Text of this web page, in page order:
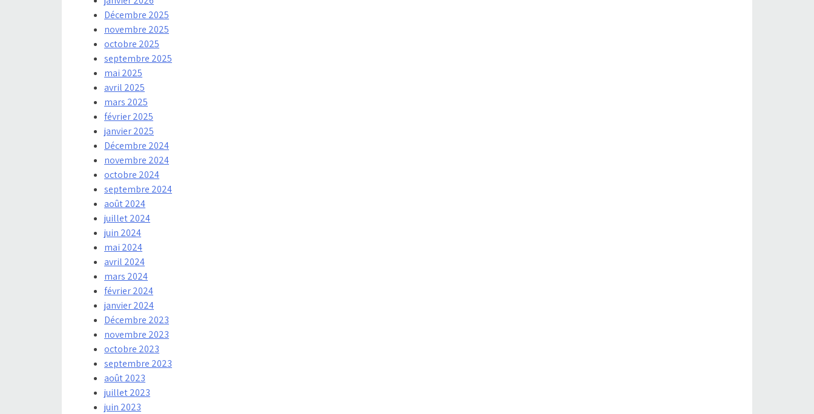
Décembre 2025
novembre 2025
octobre 2025
septembre 2025
mai 2025
avril 2025
mars 2025
février 2025
janvier 2025
Décembre 2024
novembre 2024
octobre 2024
septembre 2024
août 2024
juillet 2024
juin 2024
mai 2024
avril 2024
mars 2024
février 2024
janvier 2024
Décembre 2023
novembre 2023
octobre 2023
septembre 2023
août 2023
juillet 2023
juin 2023